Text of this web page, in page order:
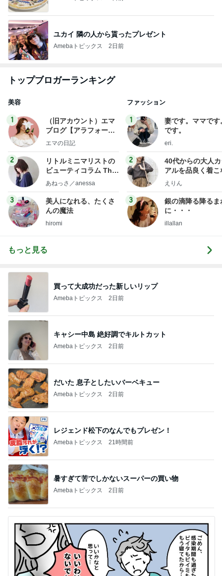
ユカイ 隣の人から貰ったプレゼント
Amebaトピックス 2日前
トップブロガーランキング
美容
1
（旧アカウント）エマ
ブログ【アラフォー会
社売却セカンドライ
エマの日記
2
リトルミニマリストの
ビューティコラム The
little minimalist's bea
あねっさ／anessa
3
美人になれる、たくさ
んの魔法
hiromi
ファッション
1
妻です。ママです
です。
eri.
2
40代からの大人
アルを品良く着こ
ファッションブロ
えりん
3
銀の滴降る降るま
に・・・
illallan
もっと見る
買って大成功だった新しいリップ
Amebaトピックス 2日前
キャシー中島 絶好調でキルトカット
Amebaトピックス 2日前
だいた 息子としたいバーベキュー
Amebaトピックス 2日前
レジェンド松下のなんでもプレゼン！
Amebaトピックス 21時間前
暑すぎて苦でしかないスーパーの買い物
Amebaトピックス 2日前